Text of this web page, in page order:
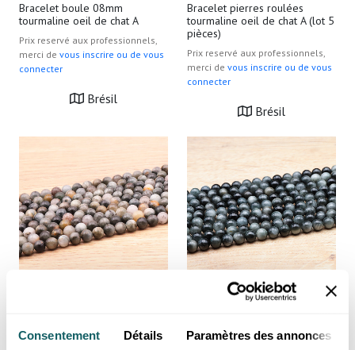
Consentement Détails Paramètres des annonces
Bracelet boule 08mm
tourmaline oeil de chat A
Prix reservé aux professionnels,
merci de vous inscrire ou de vous
connecter
Brésil
Bracelet pierres roulées
tourmaline oeil de chat A (lot 5
pièces)
Prix reservé aux professionnels,
merci de vous inscrire ou de vous
connecter
Brésil
Prix reservé aux professionnels,
Prix reservé aux professionnels,